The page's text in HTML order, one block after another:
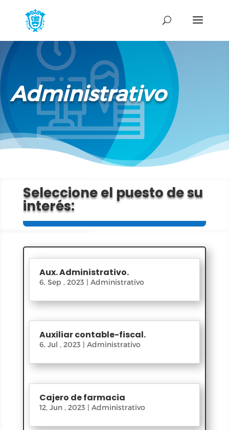
Administrativo
Seleccione el puesto de su
interés:
Aux. Administrativo.
6, Sep , 2023 | Administrativo
Auxiliar contable-fiscal.
6, Jul , 2023 | Administrativo
Cajero de farmacia
12, Jun , 2023 | Administrativo